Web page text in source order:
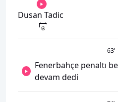
Dusan Tadic
63’
Fenerbahçe penaltı
devam dedi